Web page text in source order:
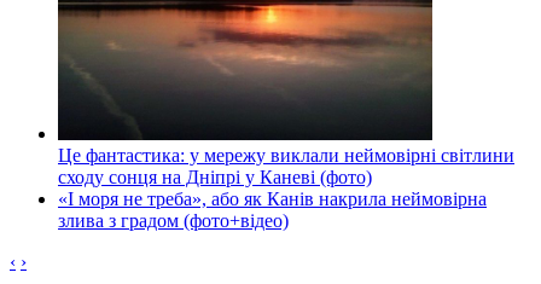
Це фантастика: у мережу виклали неймовірні світлини
сходу сонця на Дніпрі у Каневі (фото)
«І моря не треба», або як Канів накрила неймовірна
злива з градом (фото+відео)
‹ ›